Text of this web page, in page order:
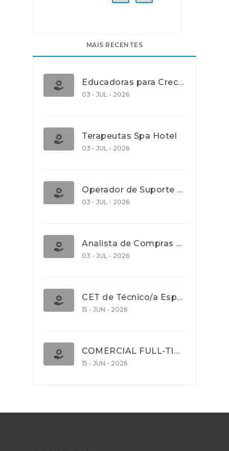
MAIS RECENTES
Educadoras para Creche e J.I., Lisboa
03 - JUL - 2026
Terapeutas Spa Hotel
03 - JUL - 2026
Operador de Suporte Operacional
03 - JUL - 2026
Analista de Compras e Contratos (Banca)
03 - JUL - 2026
CET de Técnico/a Especialista em Comércio Internacional (Nível 5)
15 - JUN - 2026
COMERCIAL FULL-TIME
15 - JUN - 2026